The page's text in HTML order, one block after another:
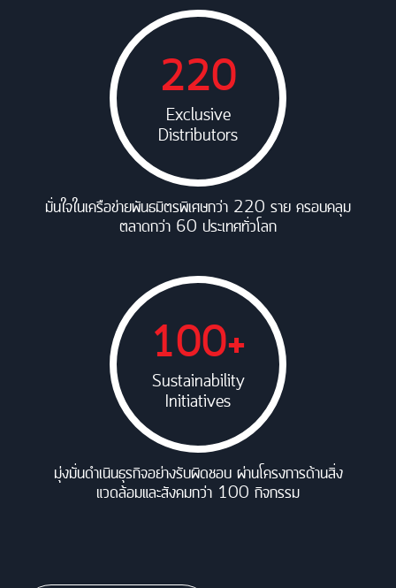
220
Exclusive
Distributors
มั่นใจในเครือข่ายพันธมิตรพิเศษกว่า 220 ราย ครอบคลุม
ตลาดกว่า 60 ประเทศทั่วโลก
100+
Sustainability
Initiatives
มุ่งมั่นดำเนินธุรกิจอย่างรับผิดชอบ ผ่านโครงการด้านสิ่ง
แวดล้อมและสังคมกว่า 100 กิจกรรม